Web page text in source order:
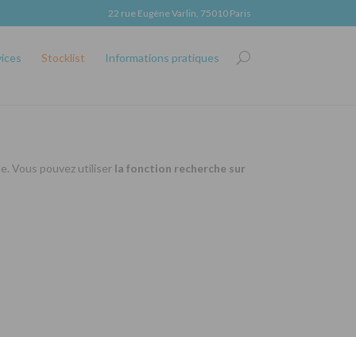
22 rue Eugène Varlin, 75010 Paris
Stocklist Informations pratiques
Vous pouvez utiliser la fonction recherche sur